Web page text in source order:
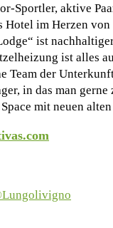
Sportler, aktive
Hotel im Herzen
ist
ist alles
der
in das man
mit neuen